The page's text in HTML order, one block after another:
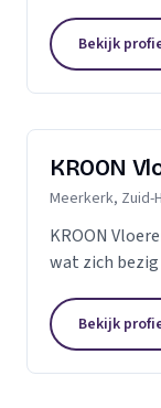
parketvloeren.
verdient
Bekijk
KROON
Meerkerk, Zuid-
KROON
wat zich
tegelzetters,
Bekijk